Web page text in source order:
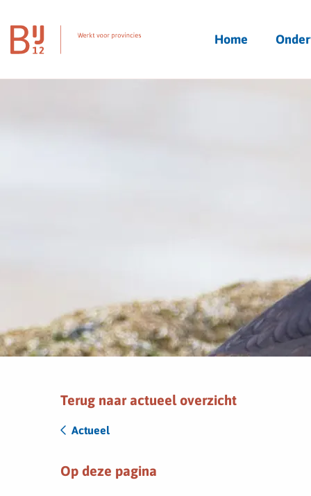
Homepagina
Home
Terug naar actueel overzicht
Actueel
Op deze pagina